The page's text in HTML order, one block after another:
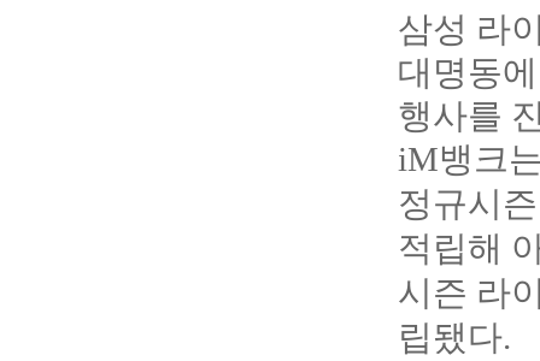
삼성 라
대명동
행사를
iM뱅크
정규시
적립해
시즌 라
립됐다.